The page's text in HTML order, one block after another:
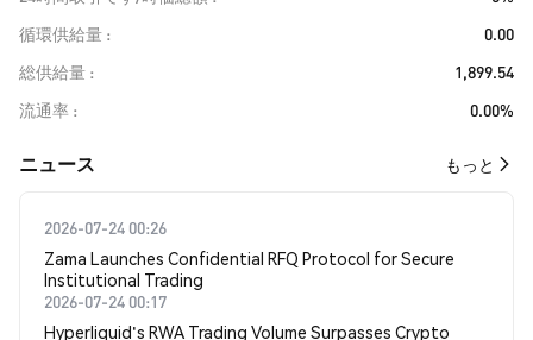
循環供給量
0.00
総供給量
1,899.54
流通率
0.00%
​​ニュース​​ もっと
2026-07-24 00:26
Zama Launches Confidential RFQ Protocol for Secure
Institutional Trading
2026-07-24 00:17
Hyperliquid's RWA Trading Volume Surpasses Crypto